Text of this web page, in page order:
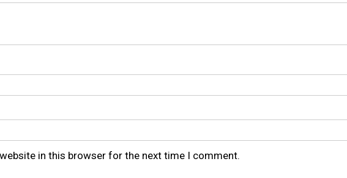
in this browser for the next time I comment.